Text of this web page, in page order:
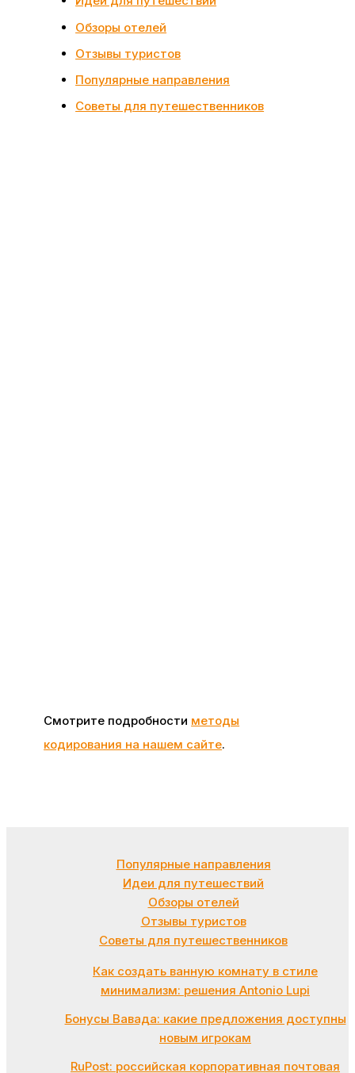
Обзоры отелей
Отзывы туристов
Популярные направления
Советы для путешественников
Смотрите подробности методы
кодирования на нашем сайте.
Популярные направления
Идеи для путешествий
Обзоры отелей
Отзывы туристов
Советы для путешественников
Как создать ванную комнату в стиле
минимализм: решения Antonio Lupi
Бонусы Вавада: какие предложения доступны
новым игрокам
RuPost: российская корпоративная почтовая